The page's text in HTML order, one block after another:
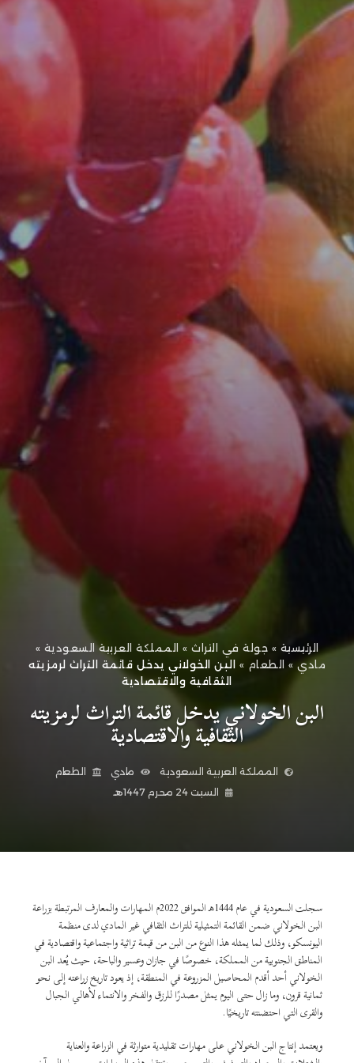
الرئيسية » جولة في التراث » المملكة العربية السعودية »
مادي » الطعام »
البن الخولاني يدخل قائمة التراث لرمزيته
الثقافية والاقتصادية
البن الخولاني يدخل قائمة التراث لرمزيته
الثقافية والاقتصادية
المملكة العربية السعودية مادي
الطعام
السبت 24 محرم 1447هـ
سجلت السعودية في عام 1444هـ الموافق 2022م المهارات والمعارف المرتبطة بزراعة
البن الخولاني ضمن القائمة التمثيلية للتراث الثقافي غير المادي لدى منظمة
اليونسكو، وذلك لما يمثله هذا النوع من البن من قيمة تراثية واجتماعية واقتصادية في
المناطق الجنوبية من المملكة، خصوصًا في جازان وعسير والباحة، حيث يُعد البن
الخولاني أحد أقدم المحاصيل المزروعة في المنطقة، إذ يعود تاريخ زراعته إلى نحو
ثمانية قرون، وما زال حتى اليوم يمثل مصدرًا للرزق والفخر والانتماء لأهالي الجبال
والقرى التي احتضنته تاريخيًا.
ويعتمد إنتاج البن الخولاني على مهارات تقليدية متوارثة في الزراعة والعناية